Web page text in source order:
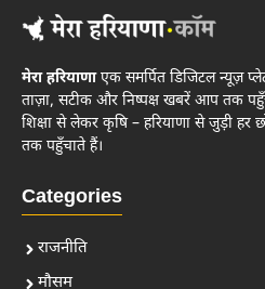
मेरा हरियाणाएक समर्पित डिजिटल न्यूज़
ताज़ा, सटीक और निष्पक्ष खबरें आप तक
शिक्षा से लेकर कृषि – हरियाणा से जुड़ी
तक पहुँचाते हैं।
Categories
राजनीति
मौसम